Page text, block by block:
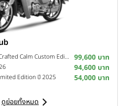
Super Cub C125 The Crafted Calm Custom Edition ปี 2026 99,600 บาท
94,600 บาท
Edition ปี 2025 54,000 บาท
ดูย่อยทั้งหมด